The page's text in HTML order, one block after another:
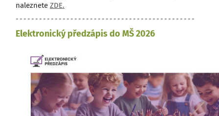
naleznete ZDE.
Elektronický předzápis do MŠ 2026